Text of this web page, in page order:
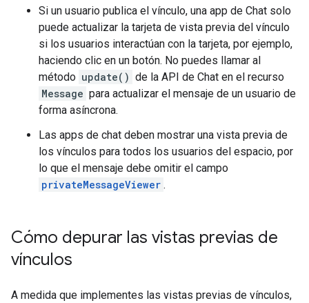
Si un usuario publica el vínculo, una app de Chat solo
puede actualizar la tarjeta de vista previa del vínculo
si los usuarios interactúan con la tarjeta, por ejemplo,
haciendo clic en un botón. No puedes llamar al
método update() de la API de Chat en el recurso
Message para actualizar el mensaje de un usuario de
forma asíncrona.
Las apps de chat deben mostrar una vista previa de
los vínculos para todos los usuarios del espacio, por
lo que el mensaje debe omitir el campo
privateMessageViewer .
Cómo depurar las vistas previas de
vínculos
A medida que implementes las vistas previas de vínculos,